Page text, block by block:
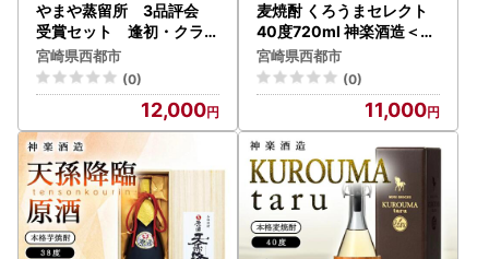
やまや蒸留所 3品評会
受賞セット 逢初・クラフ
トジンMASAHARU 各72
0ｍｌ＜45-3a＞
宮崎県西都市
(0)
12,000
麦焼酎 くろうまセレクト
40度720ml 神楽酒造＜23
-25a＞
宮崎県西都市
(0)
11,000